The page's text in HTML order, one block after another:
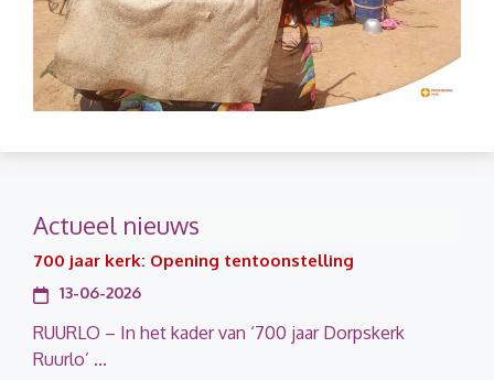
Actueel nieuws
700 jaar kerk: Opening tentoonstelling
13-06-2026
RUURLO – In het kader van ‘700 jaar Dorpskerk
Ruurlo’ ...